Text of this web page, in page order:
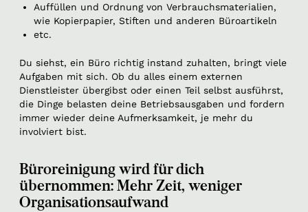
Auffüllen und Ordnung von Verbrauchsmaterialien,
wie Kopierpapier, Stiften und anderen Büroartikeln
etc.
Du siehst, ein Büro richtig instand zuhalten, bringt viele
Aufgaben mit sich. Ob du alles einem externen
Dienstleister übergibst oder einen Teil selbst ausführst,
die Dinge belasten deine Betriebsausgaben und fordern
immer wieder deine Aufmerksamkeit, je mehr du
involviert bist.
Büroreinigung wird für dich
übernommen: Mehr Zeit, weniger
Organisationsaufwand